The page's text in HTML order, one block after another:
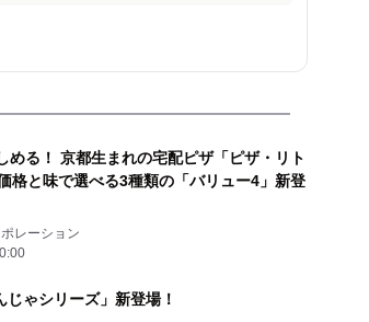
める！ 京都生まれの宅配ピザ「ピザ・リト
格と味で選べる3種類の「バリュー4」新登
レーション
じゃシリーズ」新登場！